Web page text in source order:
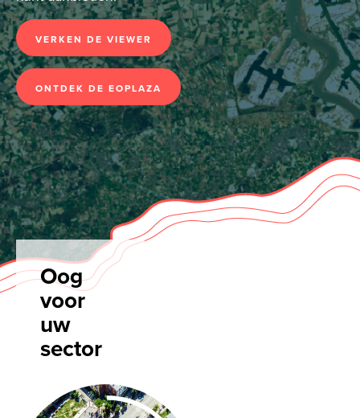
VERKEN DE VIEWER
ONTDEK DE EOPLAZA
Oog
voor
uw
sector